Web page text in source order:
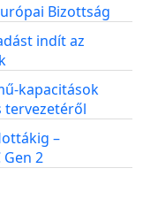
Bizottság
indít az
kapacitások
tervezetéről
–
Gen 2